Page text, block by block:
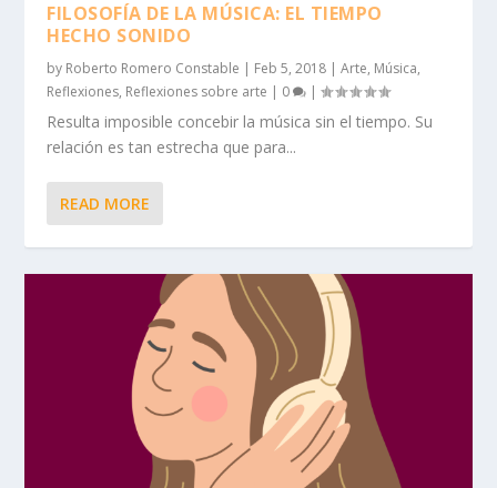
FILOSOFÍA DE LA MÚSICA: EL TIEMPO
HECHO SONIDO
by Roberto Romero Constable | Feb 5, 2018 |Arte, Música,
Reflexiones, Reflexiones sobre arte | 0 |
Resulta imposible concebir la música sin el tiempo. Su
relación es tan estrecha que para...
READ MORE